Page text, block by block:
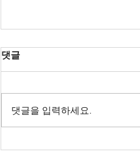
Oper Leipzig 2026/27
댓글
댓글을 입력하세요.